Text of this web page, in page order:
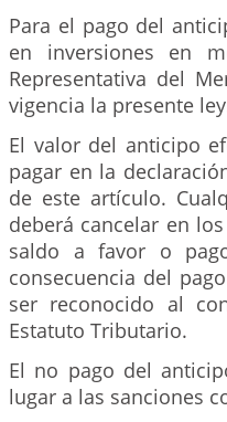
Para el pago del
en inversiones en
Representativa del
vigencia la presente
El valor del anticipo
pagar en la
de este artículo.
deberá cancelar en
saldo a favor o
consecuencia del
ser reconocido al
Estatuto Tributario.
El no pago del
lugar a las sanciones